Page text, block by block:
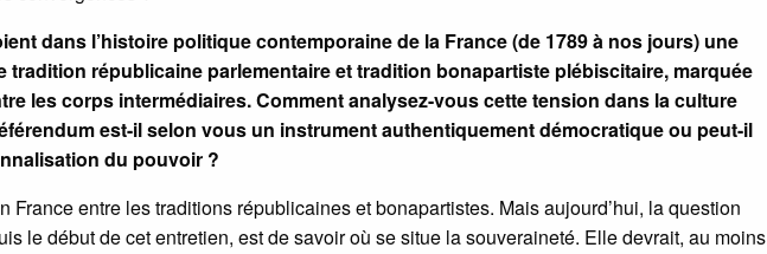
dans l’histoire politique contemporaine de la France (de 1789 à nos jours) une
tradition républicaine parlementaire et tradition bonapartiste plébiscitaire, marquée
les corps intermédiaires. Comment analysez-vous cette tension dans la culture
est-il selon vous un instrument authentiquement démocratique ou peut-il
du pouvoir ?
France entre les traditions républicaines et bonapartistes. Mais aujourd’hui, la question
le début de cet entretien, est de savoir où se situe la souveraineté. Elle devrait, au moins